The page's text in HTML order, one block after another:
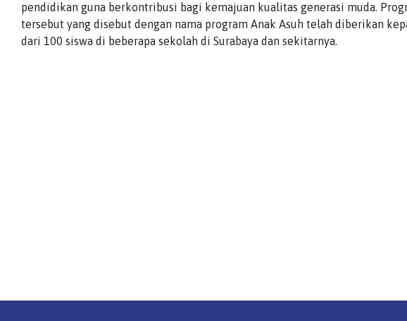
pendidikan guna berkontribusi bagi kemajuan kualitas generasi muda.
tersebut yang disebut dengan nama program Anak Asuh telah diberikan
dari 100 siswa di beberapa sekolah di Surabaya dan sekitarnya.